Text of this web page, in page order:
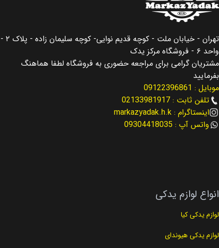
اصالت کالا اصلی
مناسب برای سانتافه Santafe
مناسب برای سال
2013 – 2016
نوع لوازم لوازم موتوری
مناسب برای سانتافه Santafe
تهران - خیابان ملت - کوچه قدیم نوایی- کوچه سلیمان زاده - پلاک ۲ -
واحد ۶ - فروشگاه مرکز یدک
مشتریان گرامی برای مراجعه حضوری به فروشگاه لطفا هماهنگ
بفرمایید
موبایل : 09122396861
تلفن ثابت : 02133981917
اینستاگرام : markazyadak.h.k
واتس آپ : 09304418035
انواع لوازم یدکی
لوازم یدکی کیا
لوازم یدکی هیوندای